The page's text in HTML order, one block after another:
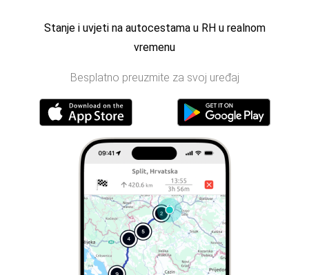
Stanje i uvjeti na autocestama u RH u realnom
vremenu
Besplatno preuzmite za svoj uređaj